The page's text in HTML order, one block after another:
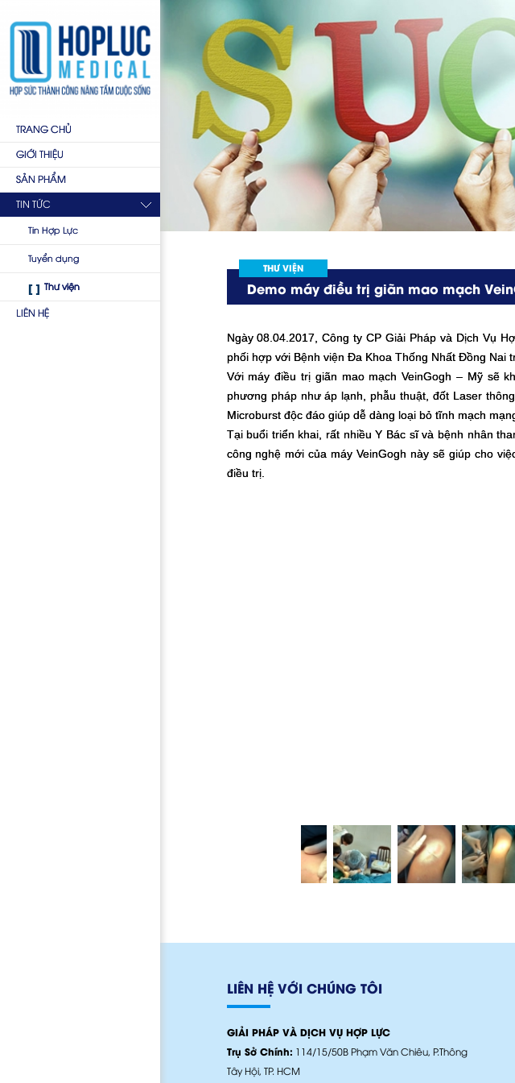
TRANG CHỦ
GIỚI THIỆU
SẢN PHẨM
TIN TỨC
Tin Hợp Lực
Tuyển dụng
Thư viện
LIÊN HỆ
THƯ VIỆN
Demo máy điều trị giãn mao mạch
Ngày 08.04.2017, Công ty CP Giải Pháp và Dịch Vụ
phối hợp với Bệnh viện Đa Khoa Thống Nhất Đồng Nai
Với máy điều trị giãn mao mạch VeinGogh – Mỹ sẽ
phương pháp như áp lạnh, phẫu thuật, đốt Laser
Microburst độc đáo giúp dễ dàng loại bỏ tĩnh mạch
Tại buổi triển khai, rất nhiều Y Bác sĩ và bệnh nhân
công nghệ mới của máy VeinGogh này sẽ giúp cho
điều trị.
LIÊN HỆ VỚI CHÚNG TÔI
GIẢI PHÁP VÀ DỊCH VỤ HỢP LỰC
Trụ Sở Chính: 114/15/50B Phạm Văn Chiêu, P.Thông
Tây Hội, TP. HCM